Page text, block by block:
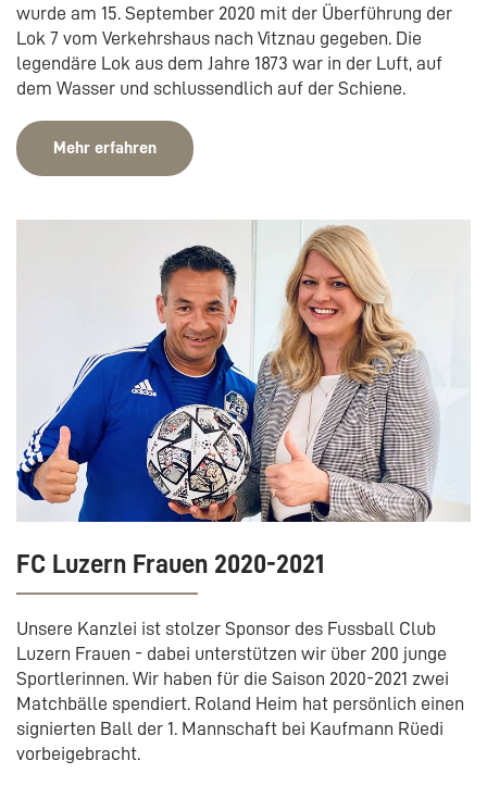
wurde am 15. September 2020 mit der Überführung der
Lok 7 vom Verkehrshaus nach Vitznau gegeben. Die
legendäre Lok aus dem Jahre 1873 war in der Luft, auf
dem Wasser und schlussendlich auf der Schiene.
Mehr erfahren
FC Luzern Frauen 2020-2021
Unsere Kanzlei ist stolzer Sponsor des Fussball Club
Luzern Frauen - dabei unterstützen wir über 200 junge
Sportlerinnen. Wir haben für die Saison 2020-2021 zwei
Matchbälle spendiert. Roland Heim hat persönlich einen
signierten Ball der 1. Mannschaft bei Kaufmann Rüedi
vorbeigebracht.